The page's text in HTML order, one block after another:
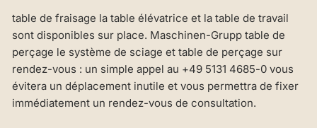
table de fraisage la table élévatrice et la table de travail
sont disponibles sur place. Maschinen-Grupp table de
perçage le système de sciage et table de perçage sur
rendez-vous : un simple appel au +49 5131 4685-0 vous
évitera un déplacement inutile et vous permettra de fixer
immédiatement un rendez-vous de consultation.